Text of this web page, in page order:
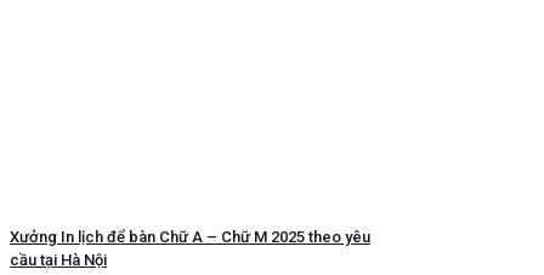
Xưởng In lịch để bàn Chữ A – Chữ M 2025 theo yêu
cầu tại Hà Nội